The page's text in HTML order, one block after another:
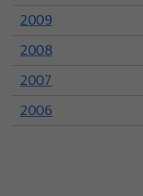
2009
2008
2007
2006